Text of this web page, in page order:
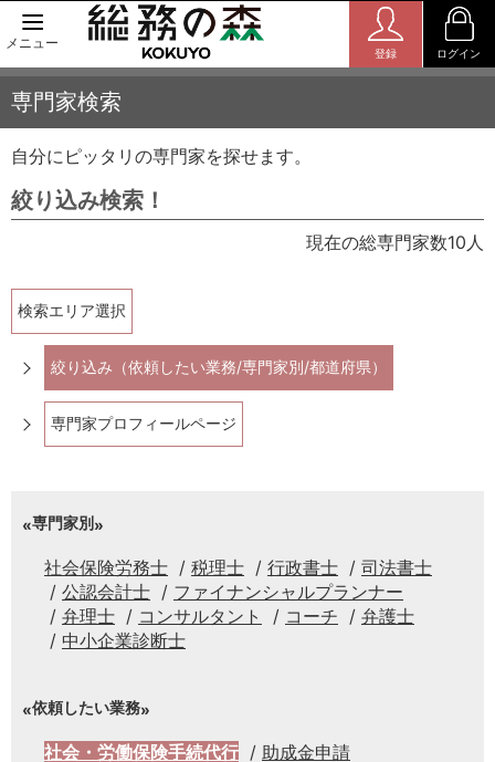
メニュー
登録 ログイン
専門家検索
自分にピッタリの専門家を探せます。
絞り込み検索！
現在の総専門家数10人
検索エリア選択
絞り込み（依頼したい業務/専門家別/都道府県）
専門家プロフィールページ
専門家別
社会保険労務士 税理士 行政書士
司法書士
公認会計士
ファイナンシャルプランナー
弁理士
コンサルタント コーチ
弁護士
中小企業診断士
依頼したい業務
社会・労働保険手続代行
助成金申請